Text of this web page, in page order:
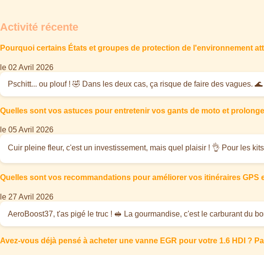
Activité récente
Pourquoi certains États et groupes de protection de l'environnement
le 02 Avril 2026
Pschitt... ou plouf ! 🤣 Dans les deux cas, ça risque de faire des vagues. 🌊
Quelles sont vos astuces pour entretenir vos gants de moto et
le 05 Avril 2026
Cuir pleine fleur, c'est un investissement, mais quel plaisir ! 👌 Pour les
Quelles sont vos recommandations pour améliorer vos itinéraires GPS
le 27 Avril 2026
AeroBoost37, t'as pigé le truc ! 🥪 La gourmandise, c'est le carburant du
Avez-vous déjà pensé à acheter une vanne EGR pour votre 1.6 HDI ?